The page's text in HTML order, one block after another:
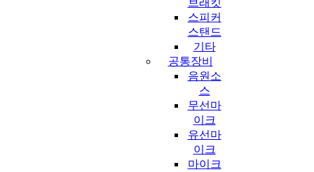
브래킷
스피커
스탠드
기타
공통장비
음원소
스
무선마
이크
유선마
이크
마이크